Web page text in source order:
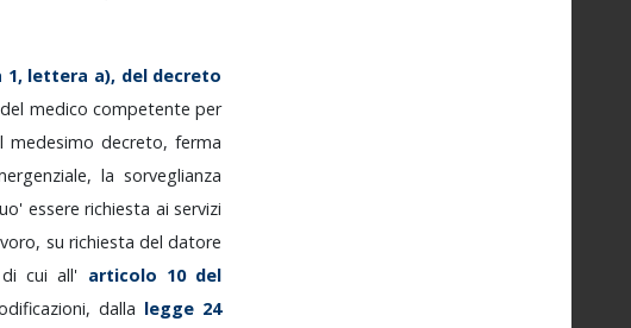
1, lettera a), del decreto
del medico competenteper
medesimodecreto,ferma
lasorveglianza
essererichiesta aiservizi
su richiesta deldatore
dicuiall' articolo 10 del
dalla legge 24